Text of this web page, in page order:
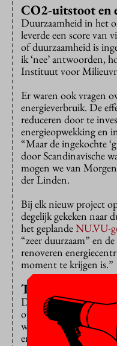
CO2-uitstoot en
Duurzaamheid in het
leverde een score van
of duurzaamheid is
ik ‘nee’ antwoorden,
Instituut voor
Er waren ook vragen
energieverbruik. De
reduceren door te
energieopwekking en
“Maar de ingekochte
door Scandinavische
mogen we van
der Linden.
Bij elk nieuw project
degelijk gekeken naar
het geplandeNU.VU-
“zeer duurzaam” en
renoveren
moment te krijgen is.”
Tony Chocolonely
Duurzaam is ook het
opgeleverd in 2006, en
waterbesparende
en van het ingenieuze